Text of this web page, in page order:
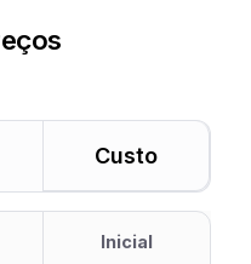
Custo
Inicial